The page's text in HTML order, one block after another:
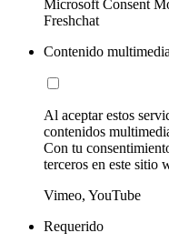
Microsoft Consent
Freshchat
Contenido
Al aceptar estos
contenidos
Con tu
terceros en este sitio
Vimeo, YouTube
Requerido